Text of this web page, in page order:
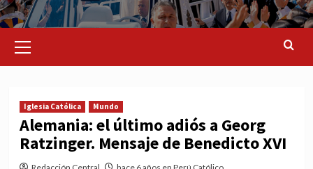
Menu
Iglesia Católica Mundo
Alemania: el último adiós a Georg
Ratzinger. Mensaje de Benedicto XVI